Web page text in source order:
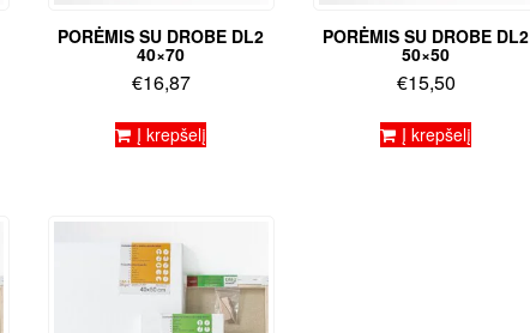
PORĖMIS SU DROBE DL2
40×70
€16,87
Į krepšelį
PORĖMIS SU DROBE DL2
50×50
€15,50
Į krepšelį